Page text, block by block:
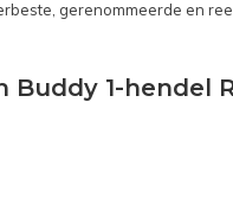
gerenommeerde en
1-hendel